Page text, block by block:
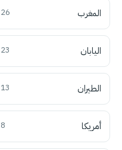
المغرب 26
اليابان 23
الطيران 13
أمريكا 8